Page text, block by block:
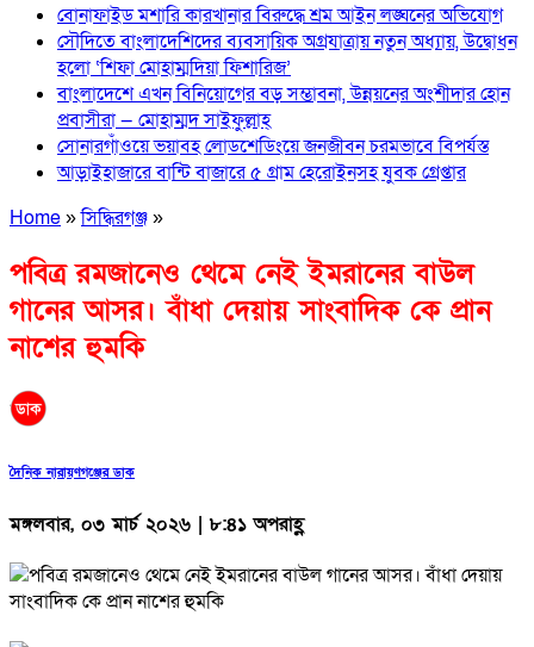
বোনাফাইড মশারি কারখানার বিরুদ্ধে শ্রম আইন লঙ্ঘনের অভিযোগ
সৌদিতে বাংলাদেশিদের ব্যবসায়িক অগ্রযাত্রায় নতুন অধ্যায়, উদ্বোধন
হলো ‘শিফা মোহাম্মদিয়া ফিশারিজ’
বাংলাদেশে এখন বিনিয়োগের বড় সম্ভাবনা, উন্নয়নের অংশীদার হোন
প্রবাসীরা — মোহাম্মদ সাইফুল্লাহ্
সোনারগাঁওয়ে ভয়াবহ লোডশেডিংয়ে জনজীবন চরমভাবে বিপর্যস্ত
আড়াইহাজারে বান্টি বাজারে ৫ গ্রাম হেরোইনসহ যুবক গ্রেপ্তার
Home»সিদ্ধিরগঞ্জ»
‎পবিত্র রমজানেও থেমে নেই ইমরানের বাউল
গানের আসর। বাঁধা দেয়ায় সাংবাদিক কে প্রান
নাশের হুমকি
দৈনিক নারায়ণগঞ্জের ডাক
মঙ্গলবার, ০৩ মার্চ ২০২৬ | ৮:৪১ অপরাহ্ণ